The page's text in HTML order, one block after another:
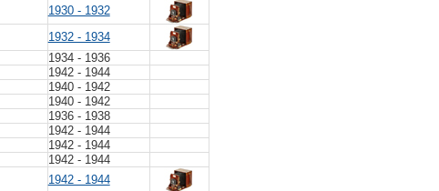
1930 - 1932
1932 - 1934
1934 - 1936
1942 - 1944
1940 - 1942
1940 - 1942
1936 - 1938
1942 - 1944
1942 - 1944
1942 - 1944
1942 - 1944